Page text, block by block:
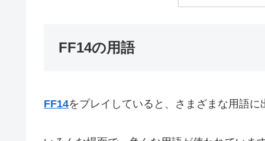
FF14の用語
FF14をプレイしていると、さまざまな用語に